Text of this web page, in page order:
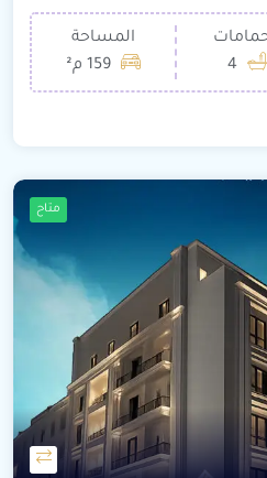
4
المساحة
159 م²
متاح